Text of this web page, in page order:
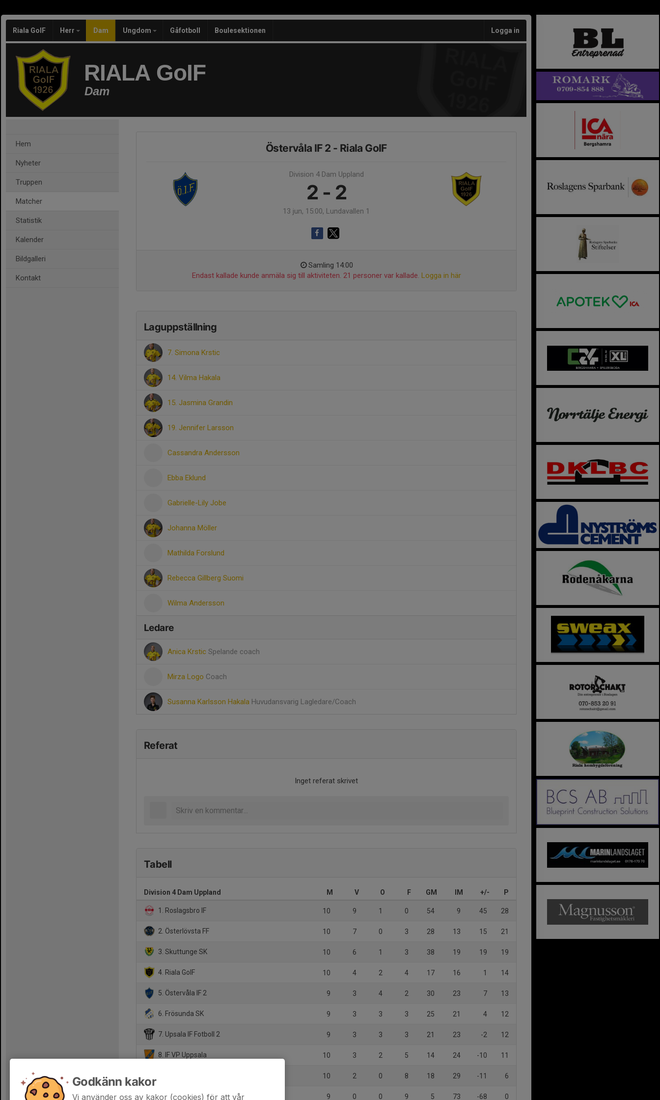
Riala GoIF Herr Dam Ungdom Gåfotboll Boulesektionen Logga in
RIALA GoIF
Dam
Hem
Nyheter
Truppen
Matcher
Statistik
Kalender
Bildgalleri
Kontakt
Östervåla IF 2 - Riala GoIF
Division 4 Dam Uppland
2 - 2
13 jun, 15:00, Lundavallen 1
Samling 14:00
Endast kallade kunde anmäla sig till aktiviteten. 21 personer var kallade. Logga in här
Laguppställning
7. Simona Krstic
14. Vilma Hakala
15. Jasmina Grandin
19. Jennifer Larsson
Cassandra Andersson
Ebba Eklund
Gabrielle-Lily Jobe
Johanna Möller
Mathilda Forslund
Rebecca Gillberg Suomi
Wilma Andersson
Ledare
Anica Krstic Spelande coach
Mirza Logo Coach
Susanna Karlsson Hakala Huvudansvarig Lagledare/Coach
Referat
Inget referat skrivet
Tabell
Division 4 Dam Uppland M V O F GM IM +/- P
1. Roslagsbro IF 10 9 1 0 54 9 45 28
2. Österlövsta FF 10 7 0 3 28 13 15 21
3. Skuttunge SK 10 6 1 3 38 19 19 19
4. Riala GoIF 10 4 2 4 17 16 1 14
5. Östervåla IF 2 9 3 4 2 30 23 7 13
6. Frösunda SK 9 3 3 3 25 21 4 12
7. Upsala IF Fotboll 2 9 3 3 3 21 23 -2 12
8. IF VP Uppsala 10 3 2 5 14 24 -10 11
10 2 0 8 18 29 -11 6
10. Ullfors IK 9 0 0 9 5 73 -68 0
Godkänn kakor
Vi använder oss av kakor (cookies) för att vår